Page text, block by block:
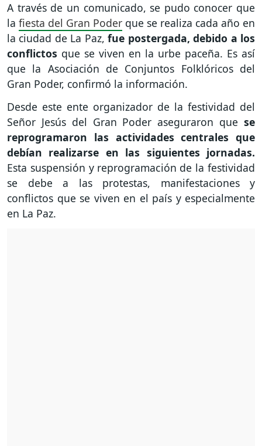
A través de un comunicado, se pudo conocer que
la fiesta del Gran Poder que se realiza cada año en
la ciudad de La Paz,fue postergada, debido a los
conflictos que se viven en la urbe paceña. Es así
que la Asociación de Conjuntos Folklóricos del
Gran Poder, confirmó la información.
Desde este ente organizador de la festividad del
Señor Jesús del Gran Poder aseguraron que se
reprogramaron las actividades centrales que
debían realizarse en las siguientes jornadas.
Esta suspensión y reprogramación de la festividad
se debe a las protestas, manifestaciones y
conflictos que se viven en el país y especialmente
en La Paz.